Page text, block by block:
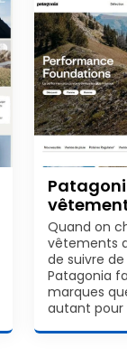
Quand on
vêtements
de suivre
Patagonia
marques
autant pour